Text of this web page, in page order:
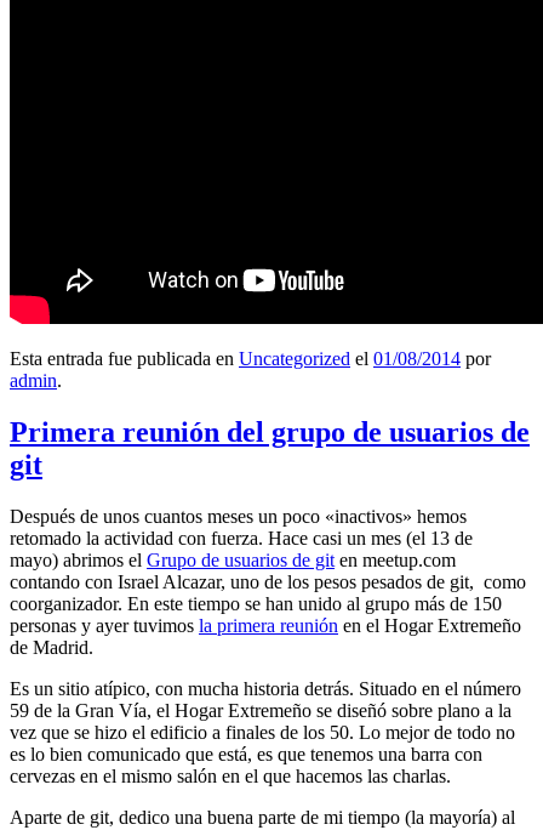
Esta entrada fue publicada en Uncategorized el 01/08/2014 por
admin.
Primera reunión del grupo de usuarios de
git
Después de unos cuantos meses un poco «inactivos» hemos
retomado la actividad con fuerza. Hace casi un mes (el 13 de
mayo) abrimos el Grupo de usuarios de git en meetup.com
contando con Israel Alcazar, uno de los pesos pesados de git, como
coorganizador. En este tiempo se han unido al grupo más de 150
personas y ayer tuvimos la primera reunión en el Hogar Extremeño
de Madrid.
Es un sitio atípico, con mucha historia detrás. Situado en el número
59 de la Gran Vía, el Hogar Extremeño se diseñó sobre plano a la
vez que se hizo el edificio a finales de los 50. Lo mejor de todo no
es lo bien comunicado que está, es que tenemos una barra con
cervezas en el mismo salón en el que hacemos las charlas.
Aparte de git, dedico una buena parte de mi tiempo (la mayoría) al